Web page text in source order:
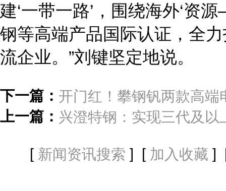
建‘一带一路’，围绕海外‘资
钢等高端产品国际认证，全
流企业。”刘键坚定地说。
下一篇： 开门红！攀钢钒两款高
上一篇： 兴澄特钢：实现三代及
[ 新闻资讯搜索 ] [ 加入收藏 ]